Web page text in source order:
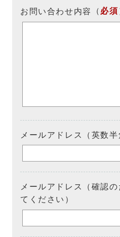
お問い合わせ内容 （ 必須
メールアドレス（英数半
メールアドレス（確認
てください）